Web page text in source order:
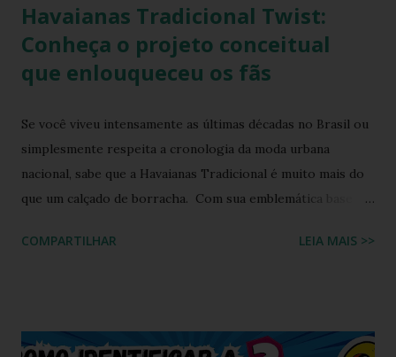
Havaianas Tradicional Twist:
Conheça o projeto conceitual
que enlouqueceu os fãs
Se você viveu intensamente as últimas décadas no Brasil ou
simplesmente respeita a cronologia da moda urbana
nacional, sabe que a Havaianas Tradicional é muito mais do
que um calçado de borracha. Com sua emblemática base
consolidou como o maior ícone cultural das nossas praias,
de calçados? A resposta está em um manifesto de
COMPARTILHAR LEIA MAIS >>